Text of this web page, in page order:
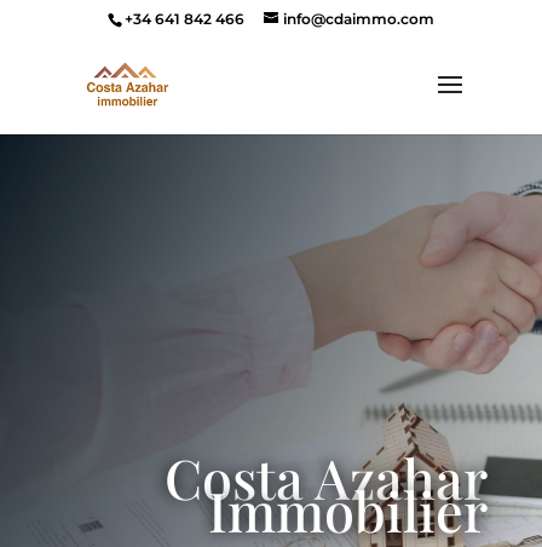
+34 641 842 466 info@cdaimmo.com
Costa Azahar
Immobilier